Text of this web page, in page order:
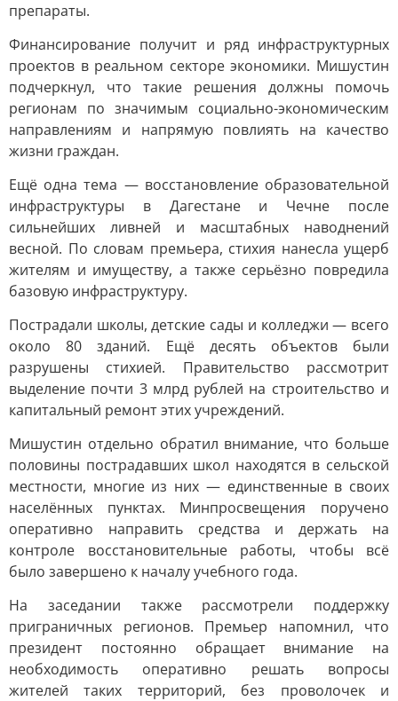
препараты.
Финансирование получит и ряд инфраструктурных
проектов в реальном секторе экономики. Мишустин
подчеркнул, что такие решения должны помочь
регионам по значимым социально-экономическим
направлениям и напрямую повлиять на качество
жизни граждан.
Ещё одна тема — восстановление образовательной
инфраструктуры в Дагестане и Чечне после
сильнейших ливней и масштабных наводнений
весной. По словам премьера, стихия нанесла ущерб
жителям и имуществу, а также серьёзно повредила
базовую инфраструктуру.
Пострадали школы, детские сады и колледжи — всего
около 80 зданий. Ещё десять объектов были
разрушены стихией. Правительство рассмотрит
выделение почти 3 млрд рублей на строительство и
капитальный ремонт этих учреждений.
Мишустин отдельно обратил внимание, что больше
половины пострадавших школ находятся в сельской
местности, многие из них — единственные в своих
населённых пунктах. Минпросвещения поручено
оперативно направить средства и держать на
контроле восстановительные работы, чтобы всё
было завершено к началу учебного года.
На заседании также рассмотрели поддержку
приграничных регионов. Премьер напомнил, что
президент постоянно обращает внимание на
необходимость оперативно решать вопросы
жителей таких территорий, без проволочек и